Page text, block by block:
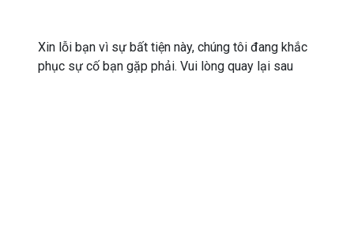
Xin lỗi bạn vì sự bất tiện này, chúng tôi đang khắc
phục sự cố bạn gặp phải. Vui lòng quay lại sau